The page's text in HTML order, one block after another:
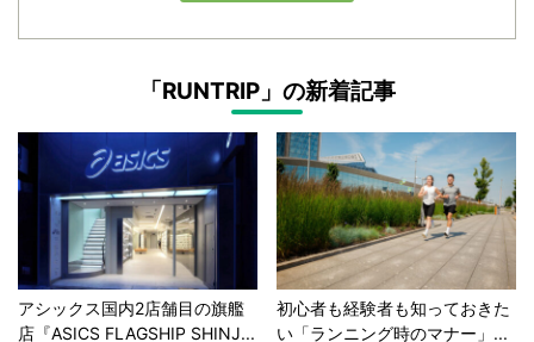
「RUNTRIP」の新着記事
アシックス国内2店舗目の旗艦
店『ASICS FLAGSHIP SHINJ...
初心者も経験者も知っておきた
い「ランニング時のマナー」...